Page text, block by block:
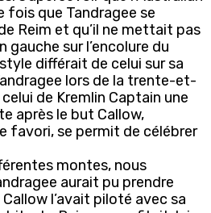
fois que Tandragee se
Reim et qu’il ne mettait pas
gauche sur l’encolure du
différait de celui sur sa
lors de la trente-et-
de Kremlin Captain une
après le but Callow,
favori, se permit de célébrer
montes, nous
aurait pu prendre
l’avait piloté avec sa